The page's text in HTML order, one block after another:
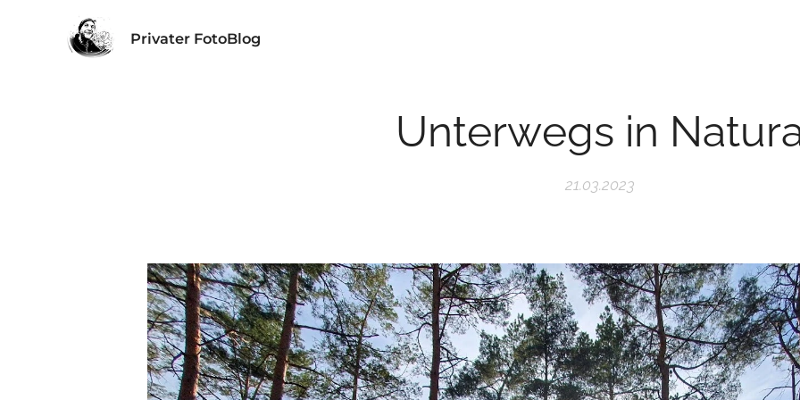
Privater FotoBlog
Unterwegs in
21.03.2023